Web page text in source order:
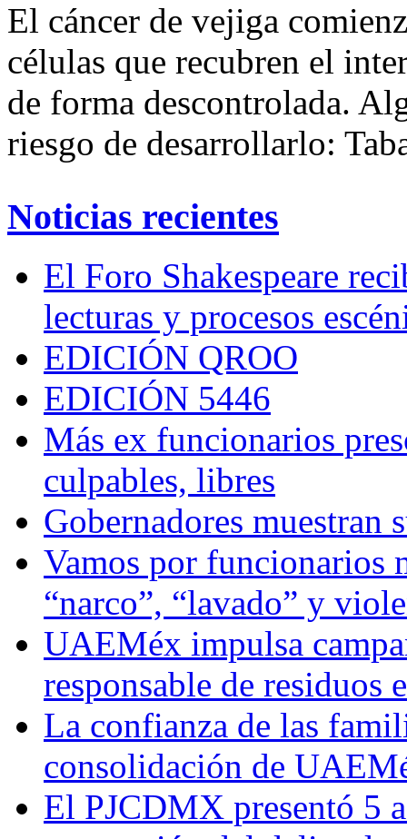
El cáncer de vejiga
células que recubren el
de forma descontrolada.
riesgo de desarrollarlo:
Noticias recientes
El Foro Shakespeare
lecturas y procesos
EDICIÓN QROO
EDICIÓN 5446
Más ex funcionarios
culpables, libres
Gobernadores muestran
Vamos por funcionarios
“narco”, “lavado” y
UAEMéx impulsa
responsable de residuos
La confianza de las
consolidación de
El PJCDMX presentó 5